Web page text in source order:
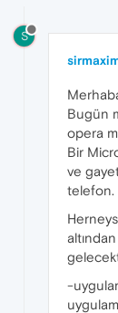
S
Bugün
opera
Bir
ve
telefon.
-